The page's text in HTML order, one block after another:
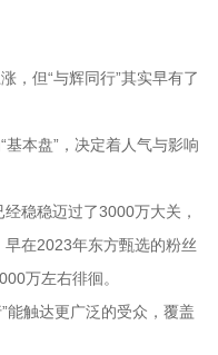
，但“与辉同行”其实早有了
本盘”，决定着人气与影响
稳稳迈过了3000万大关，
在2023年东方甄选的粉丝
万左右徘徊。
能触达更广泛的受众，覆盖